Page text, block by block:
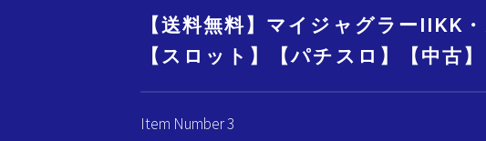
【送料無料】マイジャグラーIIKK
【スロット】【パチスロ】【中古】
Item Number 3